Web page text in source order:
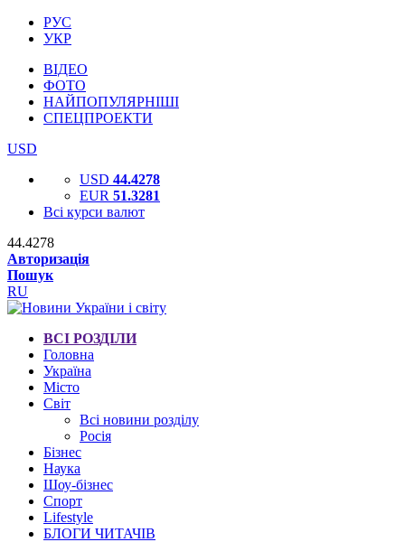
РУС
УКР
ВІДЕО
ФОТО
НАЙПОПУЛЯРНІШІ
СПЕЦПРОЕКТИ
USD
USD 44.4278
EUR 51.3281
Всі курси валют
44.4278
Авторизація
Пошук
RU
ВСІ РОЗДІЛИ
Головна
Україна
Місто
Світ
Всі новини розділу
Росія
Бізнес
Наука
Шоу-бізнес
Спорт
Lifestyle
БЛОГИ ЧИТАЧІВ